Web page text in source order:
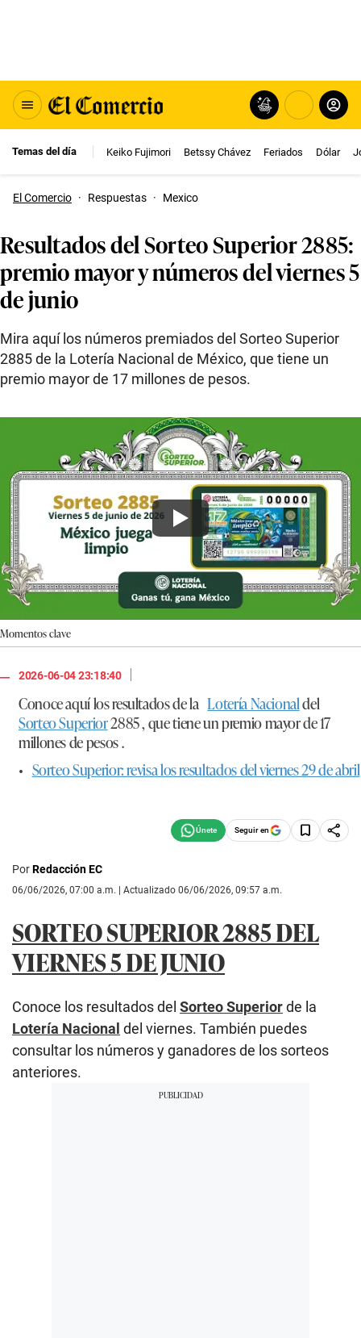
Temas del día Keiko Fujimori Betssy Chávez Feriados Dólar
El Comercio · Respuestas · Mexico
Resultados del Sorteo Superior 2885:
premio mayor y números del viernes 5
de junio
Mira aquí los números premiados del Sorteo Superior
2885 de la Lotería Nacional de México, que tiene un
premio mayor de 17 millones de pesos.
Momentos clave
2026-06-04 23:18:40
|
Conoce aquí los resultados de laLotería Nacionaldel
Sorteo Superior2885 , que tiene un premio mayor de 17
millones de pesos .
• Sorteo Superior: revisa los resultados del viernes 29 de abril
Seguir en
PorRedacción EC
06/06/2026, 07:00 a.m. | Actualizado 06/06/2026, 09:57 a.m.
SORTEO SUPERIOR 2885 DEL
VIERNES 5 DE JUNIO
Conoce los resultados del Sorteo Superiorde la
Lotería Nacional del viernes. También puedes
consultar los números y ganadores de los sorteos
anteriores.